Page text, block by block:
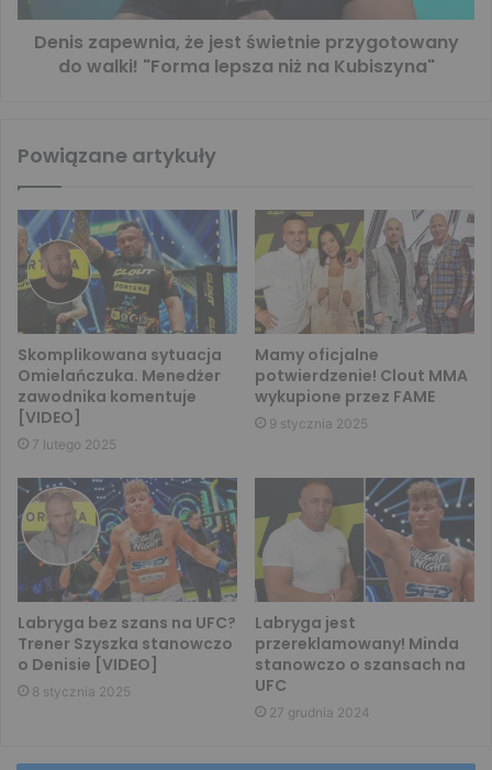
Denis zapewnia, że jest świetnie przygotowany
do walki! "Forma lepsza niż na Kubiszyna"
Powiązane artykuły
Skomplikowana sytuacja
Omielańczuka. Menedżer
zawodnika komentuje
[VIDEO]
7 lutego 2025
Mamy oficjalne
potwierdzenie! Clout MMA
wykupione przez FAME
9 stycznia 2025
Labryga bez szans na UFC?
Trener Szyszka stanowczo
o Denisie [VIDEO]
8 stycznia 2025
Labryga jest
przereklamowany! Minda
stanowczo o szansach na
UFC
27 grudnia 2024